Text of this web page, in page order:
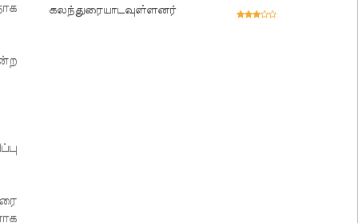
கலந்துரையாடவுள்ளனர்